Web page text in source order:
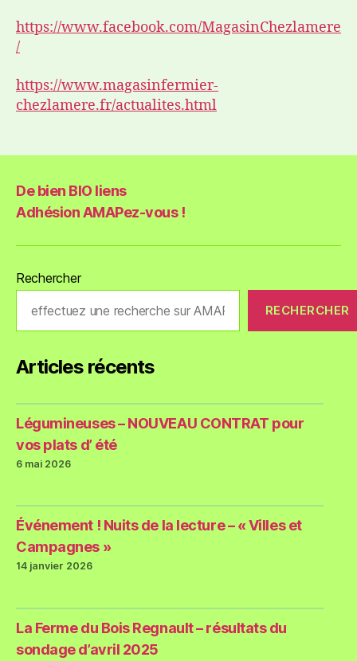
https://www.facebook.com/MagasinChezlamere
/
https://www.magasinfermier-
chezlamere.fr/actualites.html
De bien BIO liens
Adhésion AMAPez-vous !
Rechercher
RECHERCHER
Articles récents
Légumineuses – NOUVEAU CONTRAT pour
vos plats d’ été
6 mai 2026
Événement ! Nuits de la lecture – « Villes et
Campagnes »
14 janvier 2026
La Ferme du Bois Regnault – résultats du
sondage d’avril 2025